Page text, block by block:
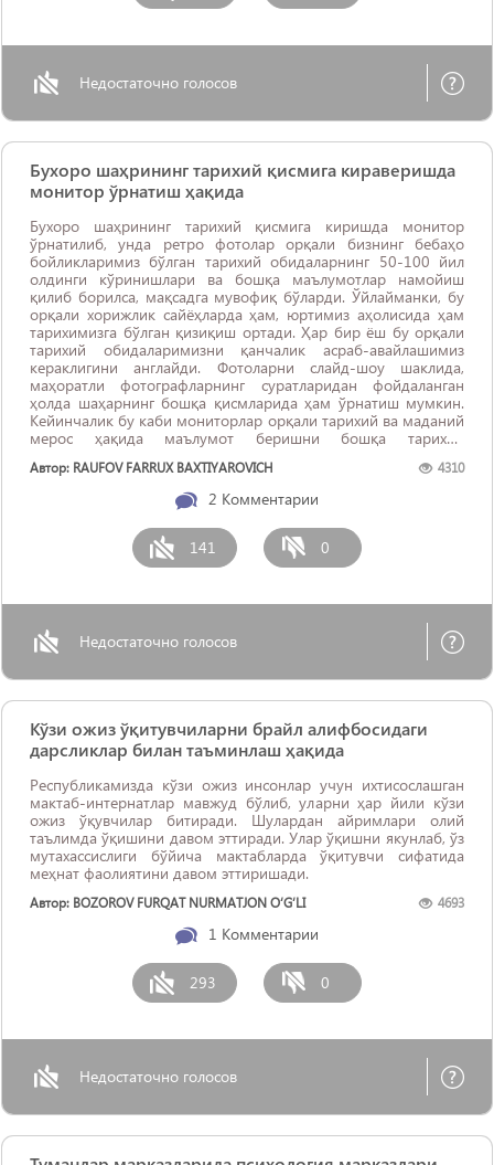
Недостаточно голосов
Бухоро шаҳрининг тарихий қисмига кираверишда
монитор ўрнатиш ҳақида
Бухоро шаҳрининг тарихий қисмига киришда монитор
ўрнатилиб, унда ретро фотолар орқали бизнинг бебаҳо
бойликларимиз бўлган тарихий обидаларнинг 50-100 йил
олдинги кўринишлари ва бошқа маълумотлар намойиш
қилиб борилса, мақсадга мувофиқ бўларди. Ўйлайманки, бу
орқали хорижлик сайёҳларда ҳам, юртимиз аҳолисида ҳам
тарихимизга бўлган қизиқиш ортади. Ҳар бир ёш бу орқали
тарихий обидаларимизни қанчалик асраб-авайлашимиз
кераклигини англайди. Фотоларни слайд-шоу шаклида,
маҳоратли фотографларнинг суратларидан фойдаланган
ҳолда шаҳарнинг бошқа қисмларида ҳам ўрнатиш мумкин.
Кейинчалик бу каби мониторлар орқали тарихий ва маданий
мерос ҳақида маълумот беришни бошқа тарихий
Автор: RAUFOV FARRUX BAXTIYAROVICH 4310
2 Комментарии
141 0
Недостаточно голосов
Кўзи ожиз ўқитувчиларни брайл алифбосидаги
дарсликлар билан таъминлаш ҳақида
Республикамизда кўзи ожиз инсонлар учун ихтисослашган
мактаб-интернатлар мавжуд бўлиб, уларни ҳар йили кўзи
ожиз ўқувчилар битиради. Шулардан айримлари олий
таълимда ўқишини давом эттиради. Улар ўқишни якунлаб, ўз
мутахассислиги бўйича мактабларда ўқитувчи сифатида
меҳнат фаолиятини давом эттиришади.
Автор: BOZOROV FURQAT NURMATJON O‘G‘LI 4693
1 Комментарии
293 0
Недостаточно голосов